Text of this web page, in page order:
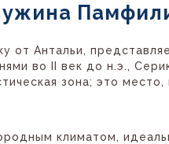
от Антальи,
во II век до н.э.,
зона; это
климатом,